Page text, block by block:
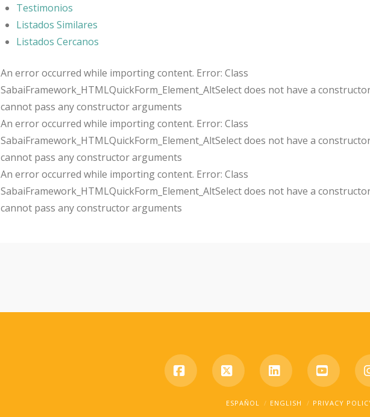
Testimonios
Listados Similares
Listados Cercanos
An error occurred while importing content. Error: Class
SabaiFramework_HTMLQuickForm_Element_AltSelect does not have a
cannot pass any constructor arguments
An error occurred while importing content. Error: Class
SabaiFramework_HTMLQuickForm_Element_AltSelect does not have a
cannot pass any constructor arguments
An error occurred while importing content. Error: Class
SabaiFramework_HTMLQuickForm_Element_AltSelect does not have a
cannot pass any constructor arguments
Facebook
X LinkedIn
ESPAÑOL ENGLISH PRIVACY